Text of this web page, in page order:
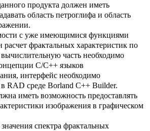
продукта должен иметь
область петроглифа и область
с уже имеющимися функциями
фрактальных характеристик по
часть необходимо
С/C++ языков
интерфейс необходимо
в RAD среде Borland C++ Builder.
иметь возможность предоставлять
изображения в графическом
спектра фрактальных